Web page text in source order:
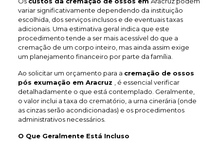
variar significativamente dependendo da instituição
escolhida, dos serviços inclusos e de eventuais taxas
adicionais. Uma estimativa geral indica que este
procedimento tende a ser mais acessível do que a
cremação de um corpo inteiro, mas ainda assim exige
um planejamento financeiro por parte da família.
Ao solicitar um orçamento para a cremação de ossos
pós exumação em Aracruz
, é essencial verificar
detalhadamente o que está contemplado. Geralmente,
o valor inclui a taxa do crematório, a urna cinerária (onde
as cinzas serão acondicionadas) e os procedimentos
administrativos necessários.
O Que Geralmente Está Incluso